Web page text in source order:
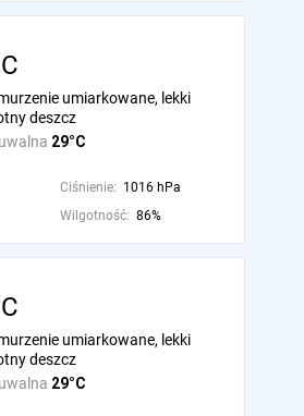
29°C
umiarkowane, lekki
deszcz
Ciśnienie: 1016 hPa
Wilgotność: 86%
29°C
umiarkowane, lekki
deszcz